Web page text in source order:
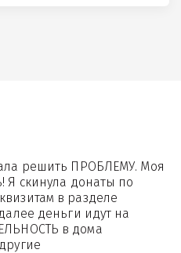
решить ПРОБЛЕМУ. Моя
Я скинула донаты по
в разделе
деньги идут на
в дома